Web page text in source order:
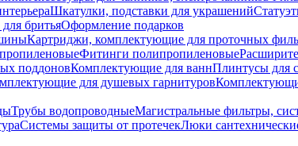
Шкатулки, подставки для украшений
бритьяОформление подарков
Картриджи, комплектующие для проточных
Фитинги полипропиленовые
поддоновКомплектующие для ваннПлинтусы для
для душевых гарнитуров
Трубы водопроводныеМагистральные фильтры,
Системы защиты от протечекЛюки